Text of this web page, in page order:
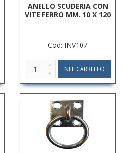
ANELLO SCUDERIA CON
VITE FERRO MM. 10 X 120
Cod: INV107